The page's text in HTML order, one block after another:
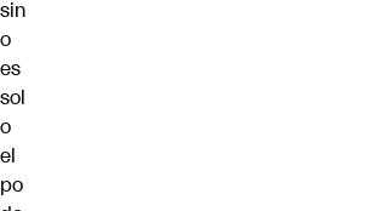
sin
o
es
sol
o
el
po